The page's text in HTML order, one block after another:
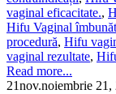
vaginal eficacitate.,
Hifu Vaginal
procedură, Hifu
vaginal rezultate,
Read more...
21nov.noiembrie 21,